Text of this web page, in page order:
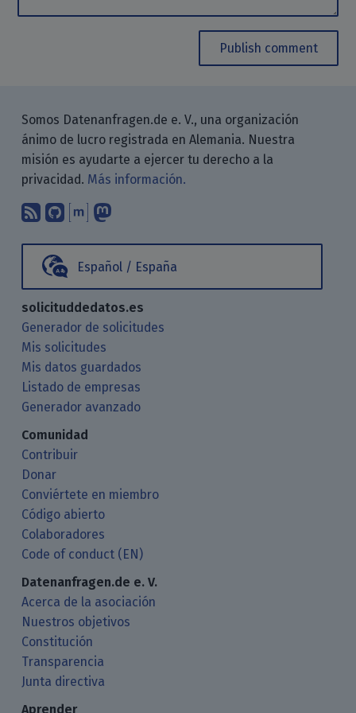
Publish comment
Somos Datenanfragen.de e. V., una organización
ánimo de lucro registrada en Alemania. Nuestra
misión es ayudarte a ejercer tu derecho a la
privacidad. Más información.
Suscríbete a nuestro blog a través
Encuéntranos en GitHub
Encuéntranos en Matrix
Español / España
solicituddedatos.es
Generador de solicitudes
Mis solicitudes
Mis datos guardados
Listado de empresas
Generador avanzado
Comunidad
Contribuir
Donar
Conviértete en miembro
Código abierto
Colaboradores
Code of conduct (EN)
Datenanfragen.de e. V.
Acerca de la asociación
Nuestros objetivos
Constitución
Transparencia
Junta directiva
Aprender